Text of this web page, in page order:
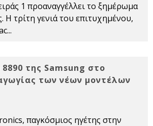
1 προαναγγέλλει το ξημέρωμα
Η τρίτη γενιά του επιτυχημένου,
...
της Samsung στο
των νέων μοντέλων
παγκόσμιος ηγέτης στην